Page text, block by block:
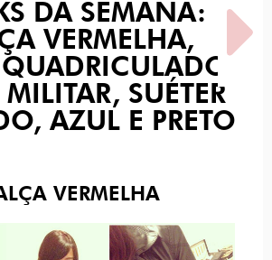
DA SEMANA:
VERMELHA,
QUADRICULADO,
MILITAR, SUÉTER
AZUL E PRETO
VERMELHA
PRÓXIMO POST